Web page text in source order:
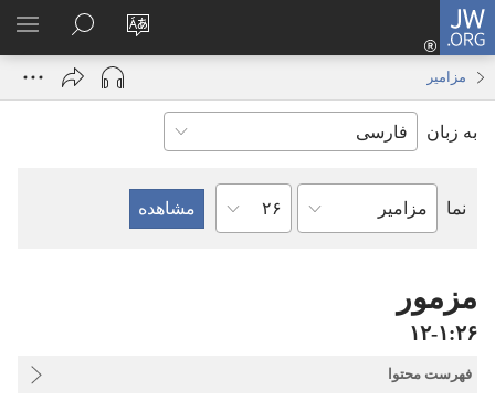
JW.ORG
زبان
سایت
را
ورود
باز
JW.ORG
جستجو
مزامیر
به زبان
نما
کتاب
فصل
مزمور
۲۶‏:‏۱‏-‏۱۲
فهرست محتوا